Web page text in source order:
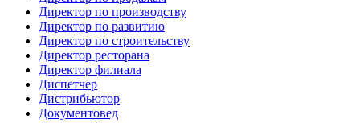
Директор по производству
Директор по развитию
Директор по строительству
Директор ресторана
Директор филиала
Диспетчер
Дистрибьютор
Документовед